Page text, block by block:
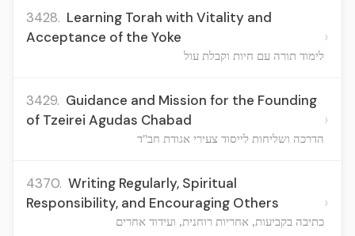
3428. Learning Torah with Vitality and
Acceptance of the Yoke
לימוד תורה עם חיות וקבלת עול
›
3429. Guidance and Mission for the Founding
of Tzeirei Agudas Chabad
הדרכה ושליחות לייסוד צעירי אגודת חב"ד
›
4370. Writing Regularly, Spiritual
Responsibility, and Encouraging Others
כתיבה בקביעות, אחריות רוחנית, ועידוד אחרים
›